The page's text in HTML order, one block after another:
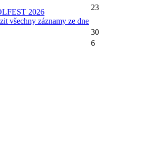
2026
všechny záznamy ze dne
23
30
6